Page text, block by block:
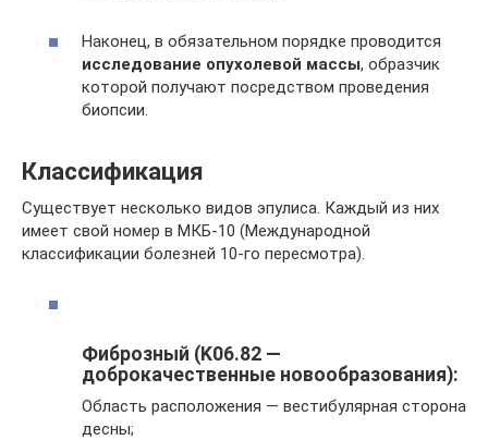
Наконец, в обязательном порядке проводится
исследование опухолевой массы, образчик
которой получают посредством проведения
биопсии.
Классификация
Существует несколько видов эпулиса. Каждый из них
имеет свой номер в МКБ-10 (Международной
классификации болезней 10-го пересмотра).
Фиброзный (K06.82 —
доброкачественные новообразования):
Область расположения — вестибулярная сторона
десны;